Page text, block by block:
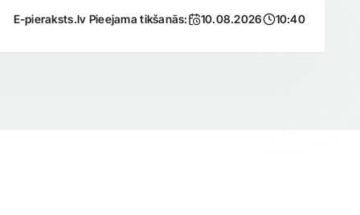
E-pieraksts.lv Pieejama tikšanās: 10.08.2026 10:40